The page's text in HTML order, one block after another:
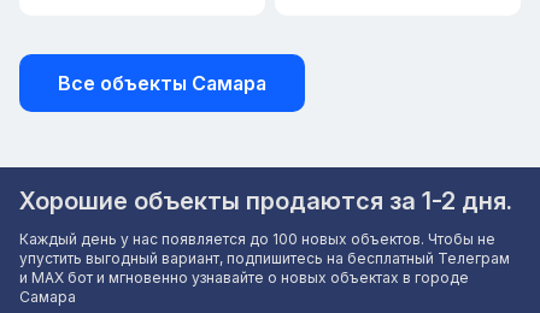
Все объекты Самара
Хорошие объекты продаются за 1-2 дня.
Каждый день у нас появляется до 100 новых объектов. Чтобы не
упустить выгодный вариант, подпишитесь на бесплатный Телеграм
и MAX бот и мгновенно узнавайте о новых объектах в городе
Самара